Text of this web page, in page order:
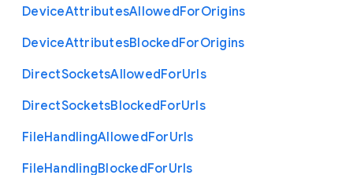
DeviceAttributesAllowedForOrigins
DeviceAttributesBlockedForOrigins
DirectSocketsAllowedForUrls
DirectSocketsBlockedForUrls
FileHandlingAllowedForUrls
FileHandlingBlockedForUrls